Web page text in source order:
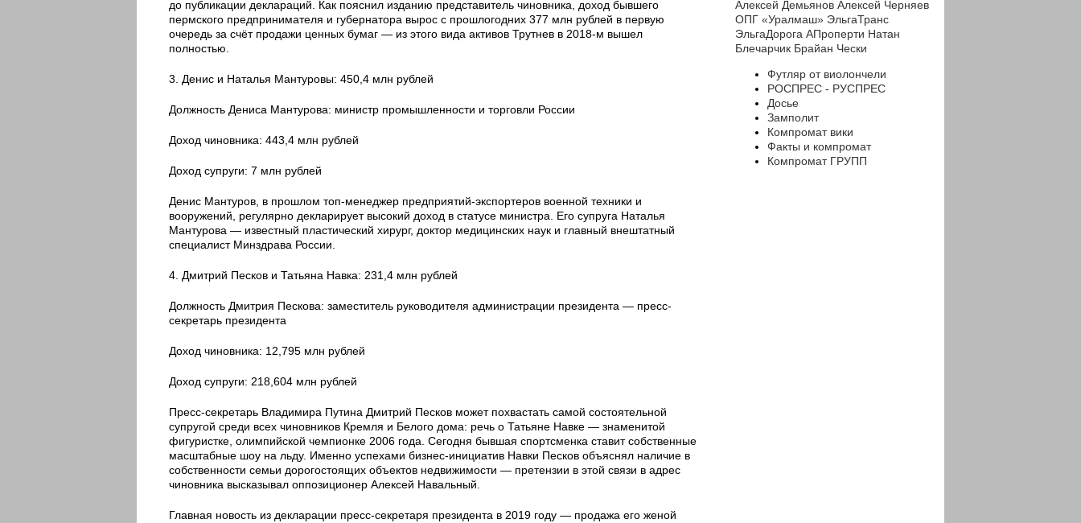
до публикации деклараций. Как пояснил изданию представитель чиновника, доход бывшего
пермского предпринимателя и губернатора вырос с прошлогодних 377 млн рублей в первую
очередь за счёт продажи ценных бумаг — из этого вида активов Трутнев в 2018-м вышел
полностью.
3. Денис и Наталья Мантуровы: 450,4 млн рублей
Должность Дениса Мантурова: министр промышленности и торговли России
Доход чиновника: 443,4 млн рублей
Доход супруги: 7 млн рублей
Денис Мантуров, в прошлом топ-менеджер предприятий-экспортеров военной техники и
вооружений, регулярно декларирует высокий доход в статусе министра. Его супруга Наталья
Мантурова — известный пластический хирург, доктор медицинских наук и главный внештатный
специалист Минздрава России.
4. Дмитрий Песков и Татьяна Навка: 231,4 млн рублей
Должность Дмитрия Пескова: заместитель руководителя администрации президента — пресс-
секретарь президента
Доход чиновника: 12,795 млн рублей
Доход супруги: 218,604 млн рублей
Пресс-секретарь Владимира Путина Дмитрий Песков может похвастать самой состоятельной
супругой среди всех чиновников Кремля и Белого дома: речь о Татьяне Навке — знаменитой
фигуристке, олимпийской чемпионке 2006 года. Сегодня бывшая спортсменка ставит собственные
масштабные шоу на льду. Именно успехами бизнес-инициатив Навки Песков объяснял наличие в
собственности семьи дорогостоящих объектов недвижимости — претензии в этой связи в адрес
чиновника высказывал оппозиционер Алексей Навальный.
Главная новость из декларации пресс-секретаря президента в 2019 году — продажа его женой
Алексей Демьянов Алексей Черняев
ОПГ «Уралмаш» ЭльгаТранс
ЭльгаДорога АПроперти Натан
Блечарчик Брайан Чески
Футляр от виолончели
РОСПРЕС - РУСПРЕС
Досье
Замполит
Компромат вики
Факты и компромат
Компромат ГРУПП